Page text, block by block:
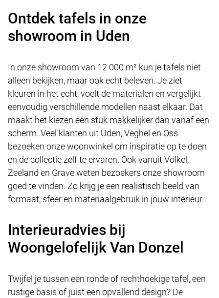
Ontdek tafels in onze
showroom in Uden
In onze showroom van 12.000 m² kun je tafels niet
alleen bekijken, maar ook echt beleven. Je ziet
kleuren in het echt, voelt de materialen en vergelijkt
eenvoudig verschillende modellen naast elkaar. Dat
maakt het kiezen een stuk makkelijker dan vanaf een
scherm. Veel klanten uit Uden, Veghel en Oss
bezoeken onze woonwinkel om inspiratie op te doen
en de collectie zelf te ervaren. Ook vanuit Volkel,
Zeeland en Grave weten bezoekers onze showroom
goed te vinden. Zo krijg je een realistisch beeld van
formaat, sfeer en materiaalgebruik in jouw interieur.
Interieuradvies bij
Woongelofelijk Van Donzel
Twijfel je tussen een ronde of rechthoekige tafel, een
rustige basis of juist een opvallend design? De